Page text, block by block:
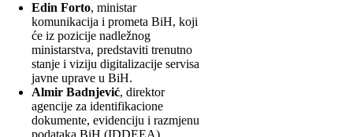
Edin Forto, ministar
komunikacija i prometa BiH, koji
će iz pozicije nadležnog
ministarstva, predstaviti trenutno
stanje i viziju digitalizacije servisa
javne uprave u BiH.
Almir Badnjević, direktor
agencije za identifikacione
dokumente, evidenciju i razmjenu
podataka BiH (IDDEEA)